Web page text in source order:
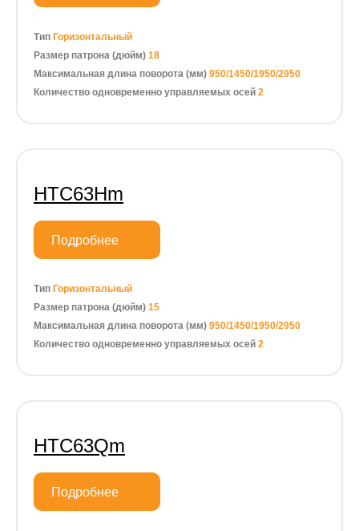
Тип Горизонтальный
Размер патрона (дюйм) 18
Максимальная длина поворота (мм) 950/1450/1950/2950
Количество одновременно управляемых осей 2
HTC63Hm
Подробнее
Тип Горизонтальный
Размер патрона (дюйм) 15
Максимальная длина поворота (мм) 950/1450/1950/2950
Количество одновременно управляемых осей 2
HTC63Qm
Подробнее